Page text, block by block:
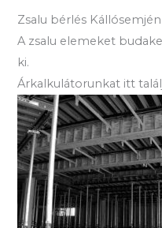
Zsalu bérlés Kállósemjén
A zsalu elemeket
ki.
Árkalkulátorunkat itt